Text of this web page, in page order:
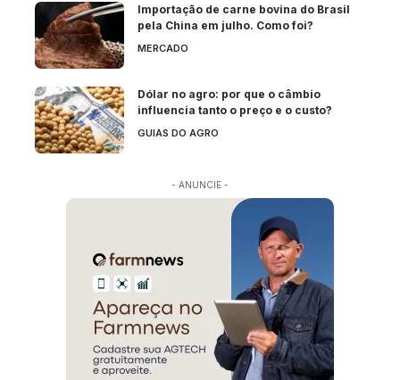
Importação de carne bovina do Brasil
pela China em julho. Como foi?
MERCADO
Dólar no agro: por que o câmbio
influencia tanto o preço e o custo?
GUIAS DO AGRO
- ANUNCIE -